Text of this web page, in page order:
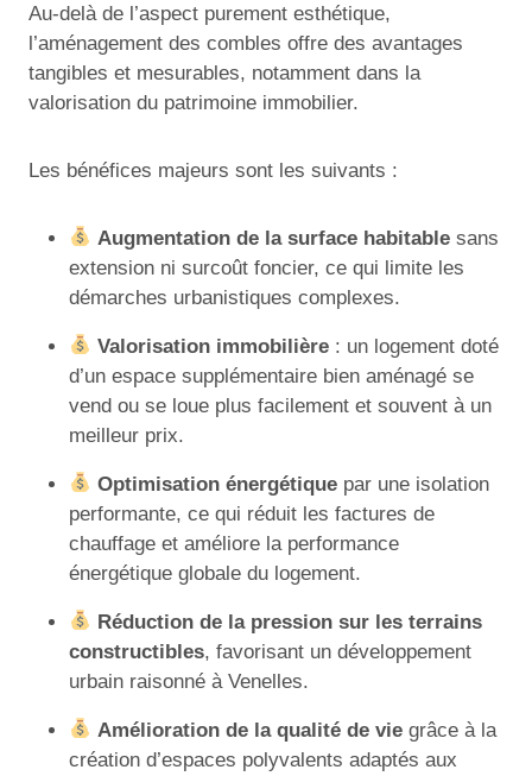
Au-delà de l’aspect purement esthétique,
l’aménagement des combles offre des avantages
tangibles et mesurables, notamment dans la
valorisation du patrimoine immobilier.
Les bénéfices majeurs sont les suivants :
Augmentation de la surface habitable sans
extension ni surcoût foncier, ce qui limite les
démarches urbanistiques complexes.
Valorisation immobilière : un logement doté
d’un espace supplémentaire bien aménagé se
vend ou se loue plus facilement et souvent à un
meilleur prix.
Optimisation énergétique par une isolation
performante, ce qui réduit les factures de
chauffage et améliore la performance
énergétique globale du logement.
Réduction de la pression sur les terrains
constructibles, favorisant un développement
urbain raisonné à Venelles.
Amélioration de la qualité de vie grâce à la
création d’espaces polyvalents adaptés aux